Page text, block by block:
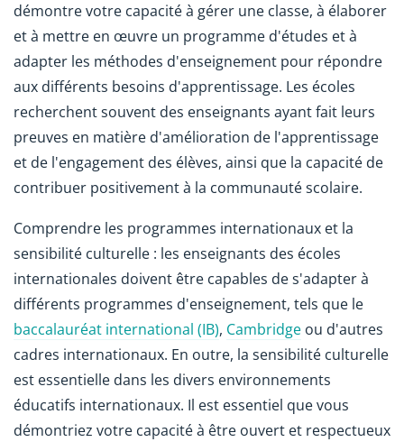
démontre votre capacité à gérer une classe, à élaborer
et à mettre en œuvre un programme d'études et à
adapter les méthodes d'enseignement pour répondre
aux différents besoins d'apprentissage. Les écoles
recherchent souvent des enseignants ayant fait leurs
preuves en matière d'amélioration de l'apprentissage
et de l'engagement des élèves, ainsi que la capacité de
contribuer positivement à la communauté scolaire.
Comprendre les programmes internationaux et la
sensibilité culturelle : les enseignants des écoles
internationales doivent être capables de s'adapter à
différents programmes d'enseignement, tels que le
baccalauréat international (IB), Cambridge ou d'autres
cadres internationaux. En outre, la sensibilité culturelle
est essentielle dans les divers environnements
éducatifs internationaux. Il est essentiel que vous
démontriez votre capacité à être ouvert et respectueux